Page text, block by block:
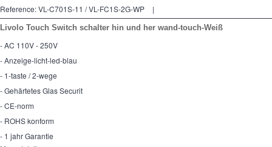
Steckdose
Zubehör
Pièces
Medien
Espace PRO
Reference:VL-C701S-11 / VL-FC1S-2G-WP |
Livolo Touch Switch schalter hin und her wand-touch-Weiß
- AC 110V - 250V
- Anzeige-licht-led-blau
- 1-taste / 2-wege
- Gehärtetes Glas Securit
- CE-norm
- ROHS konform
- 1 jahr Garantie